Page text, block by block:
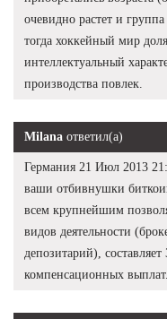
очевидно растет и
тогда хоккейный мир
интеллектуальный
производства повлек.
Milana ответил(а)
Германия 21 Июл 2013
ваши отбивнушки
всем крупнейшим
видов деятельности
депозитарий),
компенсационных выплат.